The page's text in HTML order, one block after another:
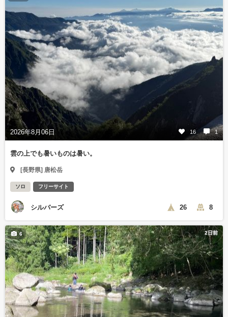
2026年8月06日 16 1
雲の上でも暑いものは暑い。
[長野県] 唐松岳
ソロ フリーサイト
シルバーズ 26 8
2日前
6